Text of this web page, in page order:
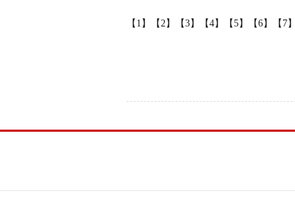
【1】 【2】 【3】 【4】 【5】 【6】 【7】